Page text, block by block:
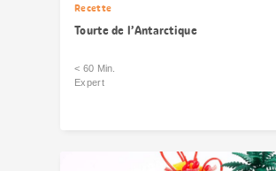
Recette
Tourte de l’Antarctique
< 60 Min.
Expert